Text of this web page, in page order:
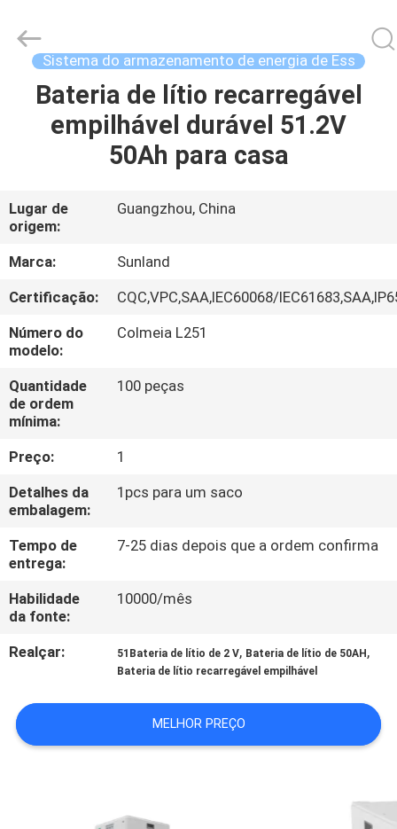
CASA
PRODUTOS
VÍDEOS
SOBRE
NÓS
EXCURSÃO
DA
FÁBRICA
CONTROLE
DA
QUALIDADE
NOS
CASOS
New
Energy
TechnologySistema do armazenamento de energia de Ess
Bateria de lítio recarregável
empilhável durável 51.2V
50Ah para casa
Lugar de
origem:
Guangzhou, China
Marca:
Sunland
Certificação:
CQC,VPC,SAA,IEC60068/
Número do
modelo:
Colmeia L251
Quantidade
de ordem
mínima:
100 peças
Preço:
1
Detalhes da
embalagem:
1pcs para um saco
Tempo de
entrega:
7-25 dias depois que a ordem confirma
Habilidade
da fonte:
10000/mês
Realçar: 51Bateria de lítio de 2 V, Bateria de lítio de 50AH ,
Bateria de lítio recarregável empilhável
MELHOR PREÇO